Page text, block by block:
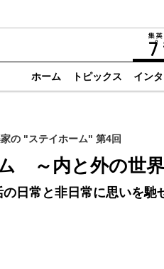
ホーム トピックス イン
家の "ステイホーム" 第4回
～内と外の世
の日常と非日常に思いを馳